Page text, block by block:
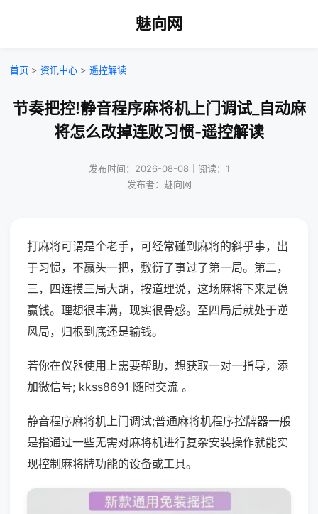
魅向网
首页 > 资讯中心 > 遥控解读
节奏把控!静音程序麻将机上门调试_自动麻
将怎么改掉连败习惯-遥控解读
发布时间：2026-08-08｜阅读：1
发布者：魅向网
打麻将可谓是个老手，可经常碰到麻将的斜乎事，出
于习惯，不赢头一把，敷衍了事过了第一局。第二，
三，四连摸三局大胡，按道理说，这场麻将下来是稳
赢钱。理想很丰满，现实很骨感。至四局后就处于逆
风局，归根到底还是输钱。
若你在仪器使用上需要帮助，想获取一对一指导，添
加微信号; kkss8691 随时交流 。
静音程序麻将机上门调试;普通麻将机程序控牌器一般
是指通过一些无需对麻将机进行复杂安装操作就能实
现控制麻将牌功能的设备或工具。